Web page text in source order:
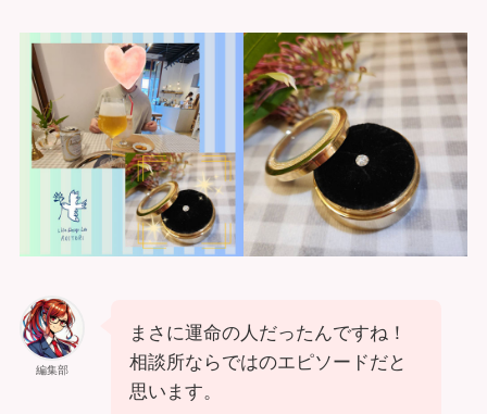
編集部
まさに運命の人だったんですね！
相談所ならではのエピソードだと
思います。